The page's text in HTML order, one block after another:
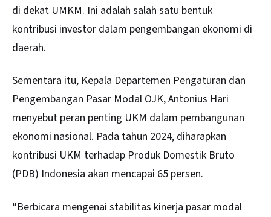
di dekat UMKM. Ini adalah salah satu bentuk
kontribusi investor dalam pengembangan ekonomi di
daerah.
Sementara itu, Kepala Departemen Pengaturan dan
Pengembangan Pasar Modal OJK, Antonius Hari
menyebut peran penting UKM dalam pembangunan
ekonomi nasional. Pada tahun 2024, diharapkan
kontribusi UKM terhadap Produk Domestik Bruto
(PDB) Indonesia akan mencapai 65 persen.
“Berbicara mengenai stabilitas kinerja pasar modal